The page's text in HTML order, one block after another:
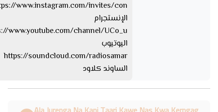
الإنستجرام
اليوتيوب
https://soundcloud.com/radiosamar
الساوند كلاود